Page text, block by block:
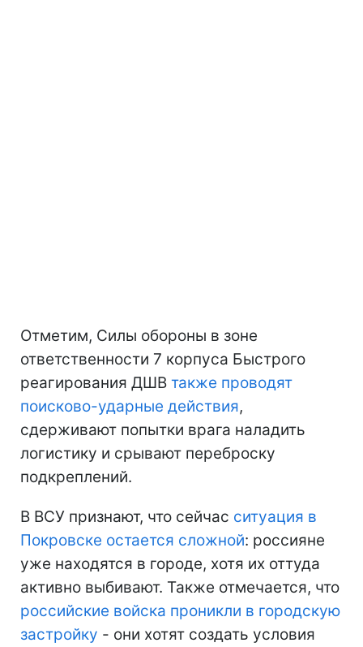
Отметим, Силы обороны в зоне
ответственности 7 корпуса Быстрого
реагирования ДШВ также проводят
поисково-ударные действия,
сдерживают попытки врага наладить
логистику и срывают переброску
подкреплений.
В ВСУ признают, что сейчас ситуация в
Покровске остается сложной: россияне
уже находятся в городе, хотя их оттуда
активно выбивают. Также отмечается, что
российские войска проникли в городскую
застройку - они хотят создать условия